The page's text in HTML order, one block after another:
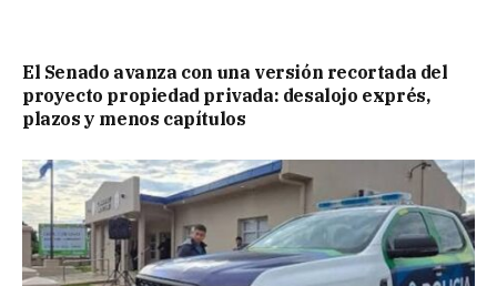
El Senado avanza con una versión recortada del
proyecto propiedad privada: desalojo exprés,
plazos y menos capítulos